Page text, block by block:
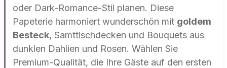
oder Dark-Romance-Stil planen. Diese
Papeterie harmoniert wunderschön mit goldem
Besteck, Samttischdecken und Bouquets aus
dunklen Dahlien und Rosen. Wählen Sie
Premium-Qualität, die Ihre Gäste auf den ersten